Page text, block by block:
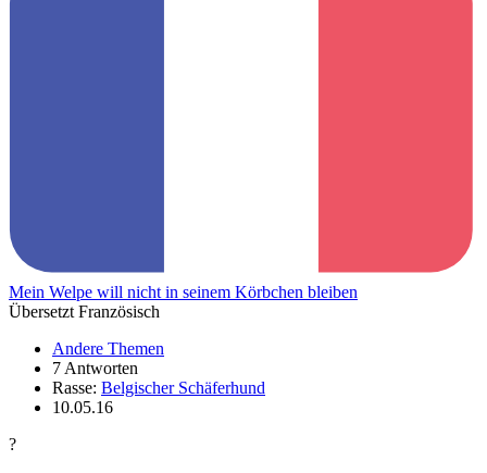
Mein Welpe will nicht in seinem Körbchen bleiben
Übersetzt Französisch
Andere Themen
7 Antworten
Rasse: Belgischer Schäferhund
10.05.16
?